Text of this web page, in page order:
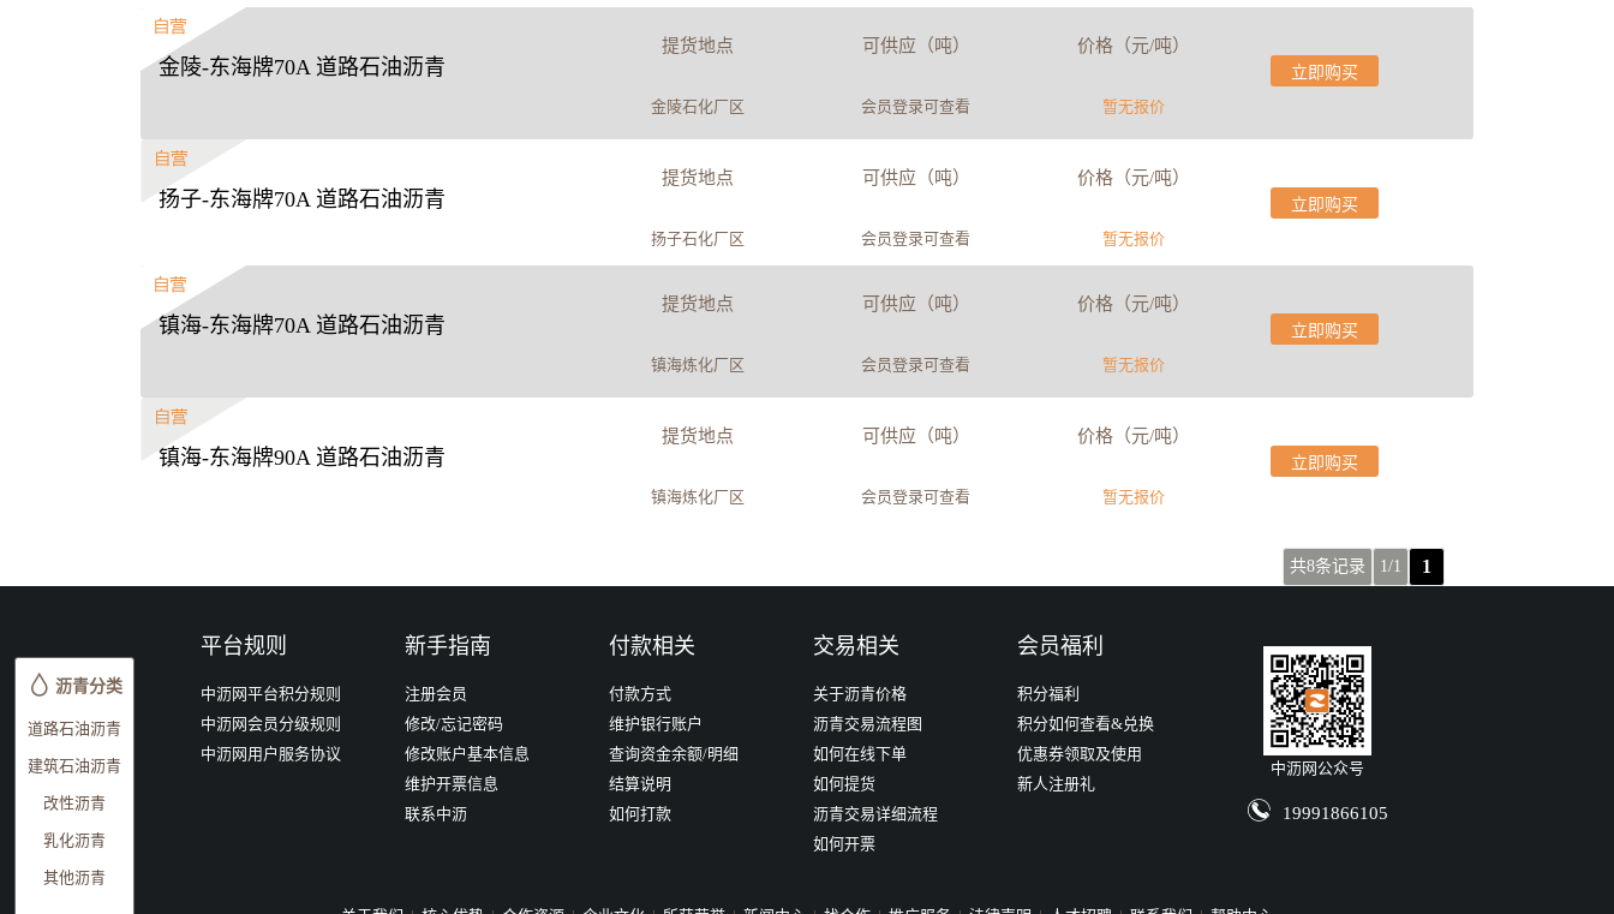
金陵-东海牌70A 道路石油沥青
提货地点 可供应（吨） 价格（元/吨）
金陵石化厂区 会员登录可查看 暂无报价
立即购买
扬子-东海牌70A 道路石油沥青
提货地点 可供应（吨） 价格（元/吨）
扬子石化厂区 会员登录可查看 暂无报价
立即购买
镇海-东海牌70A 道路石油沥青
提货地点 可供应（吨） 价格（元/吨）
镇海炼化厂区 会员登录可查看 暂无报价
立即购买
镇海-东海牌90A 道路石油沥青
提货地点 可供应（吨） 价格（元/吨）
镇海炼化厂区 会员登录可查看 暂无报价
立即购买
共8条记录 1/1 1
沥青分类
道路石油沥青
建筑石油沥青
改性沥青
乳化沥青
其他沥青
平台规则
中沥网平台积分规则
中沥网会员分级规则
中沥网用户服务协议
新手指南
注册会员
修改/忘记密码
修改账户基本信息
维护开票信息
联系中沥
付款相关
付款方式
维护银行账户
查询资金余额/明细
结算说明
如何打款
交易相关
关于沥青价格
沥青交易流程图
如何在线下单
如何提货
沥青交易详细流程
如何开票
会员福利
积分福利
积分如何查看&兑换
优惠券领取及使用
新人注册礼
中沥网公众号
19991866105